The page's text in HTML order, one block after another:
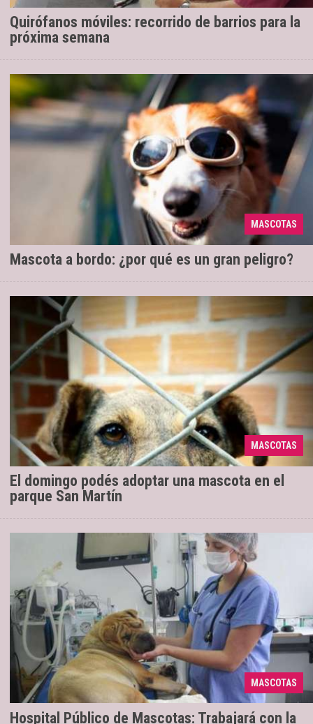
Quirófanos móviles: recorrido de barrios para la
próxima semana
MASCOTAS
Mascota a bordo: ¿por qué es un gran peligro?
Según la encuesta de una automotriz, el
32% de los conductores argentinos admitió viajar
en auto con sus animales, sin protección.
MASCOTAS
El domingo podés adoptar una mascota en el
parque San Martín
13/03/2019 En el marco del programa “Sigamos
Adoptando Juntos” se realizará la Campaña de
Adopción Responsable el 17 de marzo, de 13 a 19
horas, detrás del Muse ...
MASCOTAS
Hospital Público de Mascotas: Trabajará con la
12/03/2019 Lo adelantó el subsecretario de Zoonosis
capitalino, David Ferri, como parte de la iniciativa
municipal anunciada por el intendente Gustavo
Sáenz. Es ...